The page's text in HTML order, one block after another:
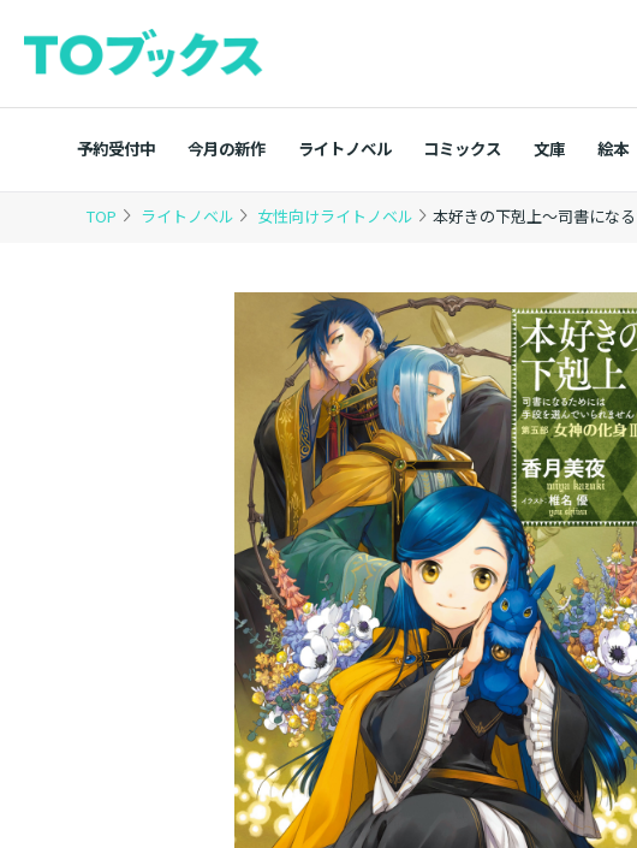
予約受付中 今月の新作 ライトノベル コミックス 文庫 絵本
TOP ライトノベル 女性向けライトノベル 本好きの下剋上～司書にな